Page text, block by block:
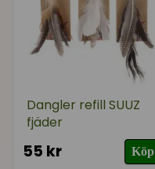
Dangler refill SUUZ
fjäder
55 kr Köp